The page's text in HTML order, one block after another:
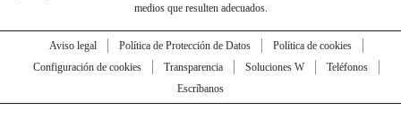
medios que resulten adecuados.
Aviso legal Política de Protección de Datos
Política de cookies
Configuración de cookies
Transparencia Soluciones W
Teléfonos
Escríbanos